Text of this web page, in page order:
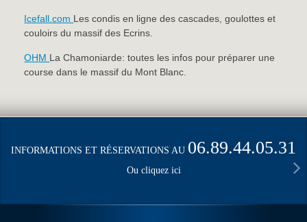
Icefall.com Les condis en ligne des cascades, goulottes et
couloirs du massif des Ecrins.
OHM La Chamoniarde: toutes les infos pour préparer une
course dans le massif du Mont Blanc.
INFORMATIONS ET RÉSERVATIONS AU 06.89.44.05.31
Ou cliquez ici